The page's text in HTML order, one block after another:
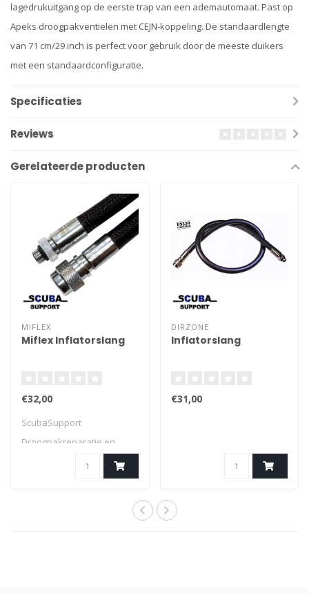
lagedrukuitgang op de eerste trap van een ademautomaat. Past op
Apeks droogpakventielen met CEJN-koppeling. De standaardlengte
van 71 cm/29 inch is perfect voor gebruik door de meeste duikers
met een standaardconfiguratie.
Specificaties
Reviews
Gerelateerde producten
MIFLEX
Miflex Inflatorslang
€32,00
ScubaSupport
Droogpakreparatie en
DIRZONE
Inflatorslang
€31,00